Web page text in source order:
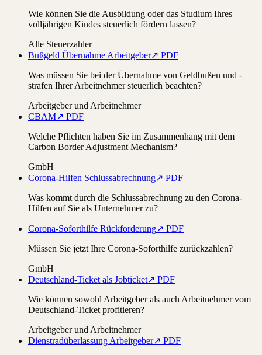
Wie können Sie die Ausbildung oder das Studium Ihres
volljährigen Kindes steuerlich fördern lassen?
Alle Steuerzahler
Bußgeld Übernahme Arbeitgeber↗ PDF
Was müssen Sie bei der Übernahme von Geldbußen und -
strafen Ihrer Arbeitnehmer steuerlich beachten?
Arbeitgeber und Arbeitnehmer
CBAM↗ PDF
Welche Pflichten haben Sie im Zusammenhang mit dem
Carbon Border Adjustment Mechanism?
GmbH
Corona-Hilfen Schlussabrechnung↗ PDF
Was kommt durch die Schlussabrechnung zu den Corona-
Hilfen auf Sie als Unternehmer zu?
Corona-Soforthilfe Rückforderung↗ PDF
Müssen Sie jetzt Ihre Corona-Soforthilfe zurückzahlen?
GmbH
Deutschland-Ticket als Jobticket↗ PDF
Wie können sowohl Arbeitgeber als auch Arbeitnehmer vom
Deutschland-Ticket profitieren?
Arbeitgeber und Arbeitnehmer
Dienstradüberlassung Arbeitgeber↗ PDF